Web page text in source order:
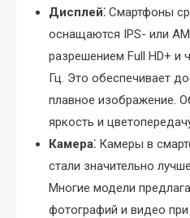
Дисплей⁚ Смартфоны
оснащаются IPS- или
разрешением Full HD+ и
Гц. Это обеспечивает
плавное изображение.
яркость и
Камера⁚ Камеры в
стали значительно
Многие модели
фотографий и видео